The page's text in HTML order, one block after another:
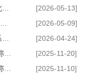
[2026-05-13]
再添一站！我校获批青岛市制造业数字化专家工作站
[2026-05-09]
青岛工学院组织收看“讲述我的育人故事”活动
[2026-04-24]
[2025-11-20]
关于对2025年度胶州市工程技术中级职称评审通过人员的公示
[2025-11-10]
关于对2025年度青岛市工程技术高级职称评审通过人员的公示